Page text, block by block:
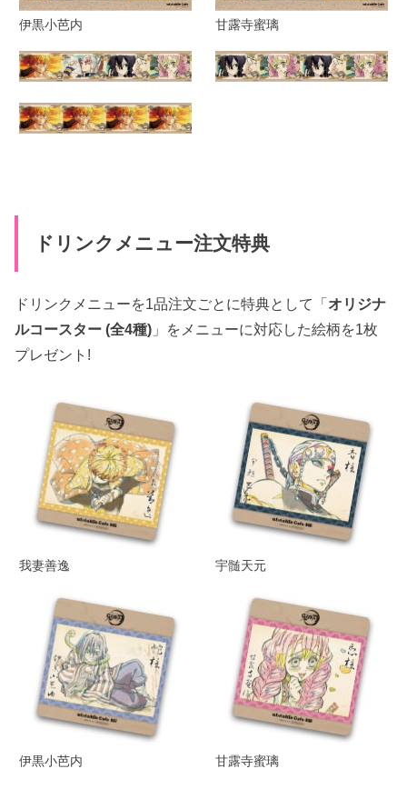
伊黒小芭内 甘露寺蜜璃
ドリンクメニュー注文特典
ドリンクメニューを1品注文ごとに特典として「オリジナ
ルコースター (全4種) 」をメニューに対応した絵柄を1枚
プレゼント!
我妻善逸 宇髄天元
伊黒小芭内 甘露寺蜜璃